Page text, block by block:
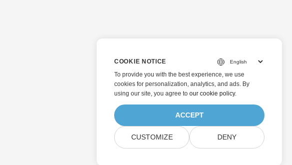
COOKIE NOTICE
To provide you with the best experience, we use
cookies for personalization, analytics, and ads. By
using our site, you agree to our cookie policy.
ACCEPT
CUSTOMIZE DENY